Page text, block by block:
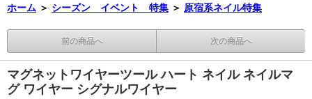
ホーム ＞ シーズン イベント 特集 ＞ 原宿系ネイル特集
前の商品へ 次の商品へ
マグネットワイヤーツール ハート ネイル ネイルマ
グ ワイヤー シグナルワイヤー